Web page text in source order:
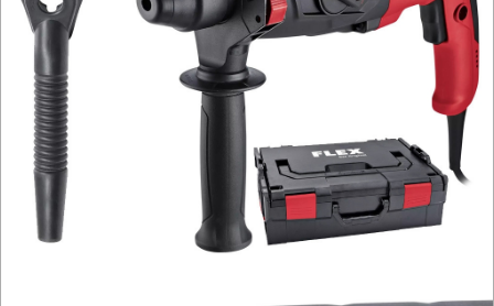
polerki
PROXXON
przecinarki
radia
budowlane